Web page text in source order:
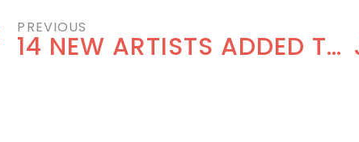
PREVIOUS
14 NEW ARTISTS ADDED TO THE 2020 LINEUP!